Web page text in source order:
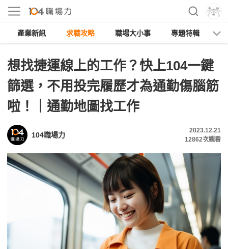
產業新訊 求職攻略 職場大小事 專題特輯
想找捷運線上的工作？快上104一鍵
篩選，不用投完履歷才為通勤傷腦筋
啦！｜通勤地圖找工作
104職場力
2023.12.21
12862次觀看